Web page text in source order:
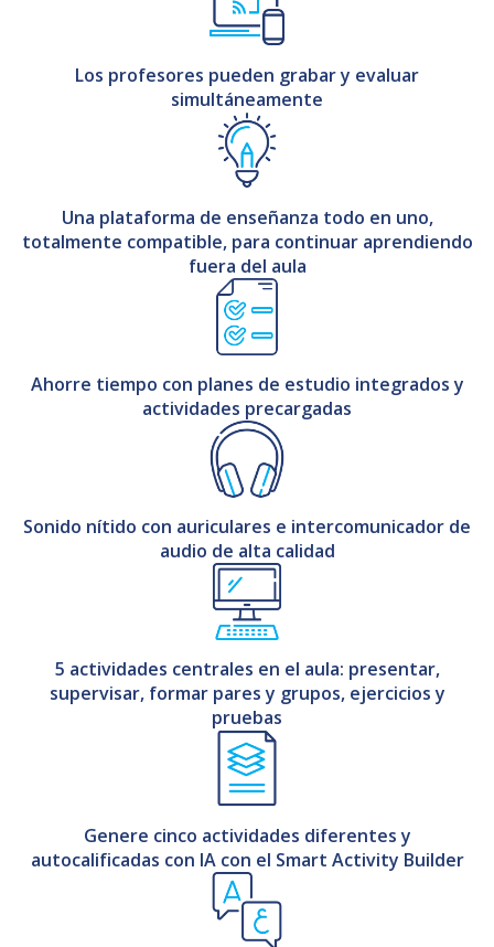
Los profesores pueden grabar y evaluar
simultáneamente
Una plataforma de enseñanza todo en uno,
totalmente compatible, para continuar aprendiendo
fuera del aula
Ahorre tiempo con planes de estudio integrados y
actividades precargadas
Sonido nítido con auriculares e intercomunicador de
audio de alta calidad
5 actividades centrales en el aula: presentar,
supervisar, formar pares y grupos, ejercicios y
pruebas
Genere cinco actividades diferentes y
autocalificadas con IA con el Smart Activity Builder